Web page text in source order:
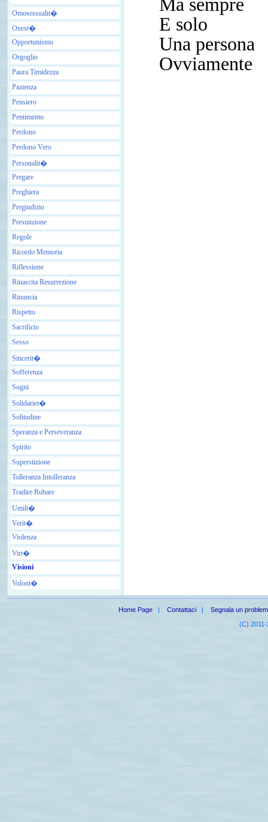
Omosessualit�
Onest�
Opportunismo
Orgoglio
Paura Timidezza
Pazienza
Pensiero
Pentimento
Perdono
Perdono Vero
Personalit�
Pregare
Preghiera
Pregiudizio
Presunzione
Regole
Ricordo Memoria
Riflessione
Rinascita Resurrezione
Rinuncia
Rispetto
Sacrificio
Sesso
Sincerit�
Sofferenza
Sogni
Solidariet�
Solitudine
Speranza e Perseveranza
Spirito
Superstizione
Tolleranza Intolleranza
Tradire Rubare
Umilt�
Verit�
Violenza
Virt�
Visioni
Volont�
Ma sempre
E solo
Una persona
Ovviamente
Home Page | Contattaci |
Segnala un
(C)